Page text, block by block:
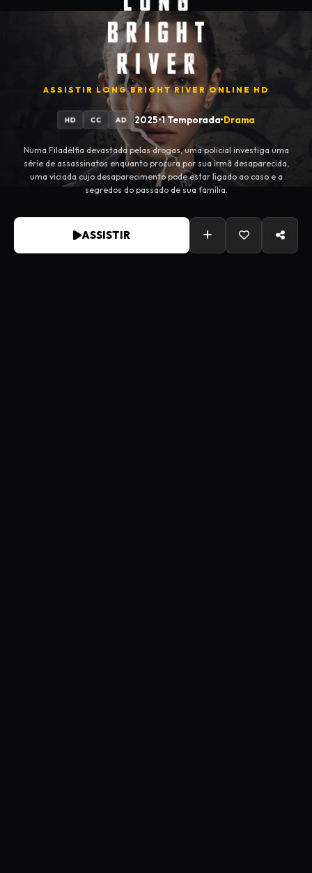
ASSISTIR LONG BRIGHT RIVER ONLINE HD
HD CC AD 2025•1 Temporada•Drama
Numa Filadélfia devastada pelas drogas, uma policial investiga uma
série de assassinatos enquanto procura por sua irmã desaparecida,
uma viciada cujo desaparecimento pode estar ligado ao caso e a
segredos do passado de sua família.
ASSISTIR